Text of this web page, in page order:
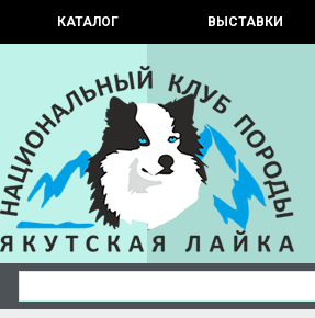
КАТАЛОГ ВЫСТАВКИ